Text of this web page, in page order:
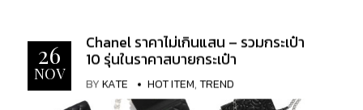
กระเป๋า และลวดลายต่อเนื่องกัน Hardware : อยู่ส่วน
หน้าของกระเป๋า มีลักษณะโลหะ สีทอง (Gold) เป็นรูป
หัวเสือ (feline head) สลักคำว่า GUCCI ตัวอักษรพิมพ์
ใหญ่ ลงบนแผ่นหนัง [caption
26
NOV
Chanel ราคาไม่เกินแสน – รวมกระเป๋า
10 รุ่นในราคาสบายกระเป๋า
BYKATE HOT ITEM, TREND